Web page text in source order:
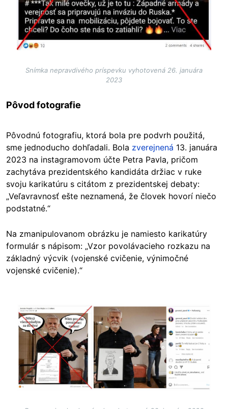
Snímka nepravdivého príspevku vyhotovená 26. januára
2023
Pôvod fotografie
Pôvodnú fotografiu, ktorá bola pre podvrh použitá,
sme jednoducho dohľadali. Bola zverejnená 13. januára
2023 na instagramovom účte Petra Pavla, pričom
zachytáva prezidentského kandidáta držiac v ruke
svoju karikatúru s citátom z prezidentskej debaty:
„Veľavravnosť ešte neznamená, že človek hovorí niečo
podstatné.“
Na zmanipulovanom obrázku je namiesto karikatúry
formulár s nápisom: „Vzor povolávacieho rozkazu na
základný výcvik (vojenské cvičenie, výnimočné
vojenské cvičenie).“
Image